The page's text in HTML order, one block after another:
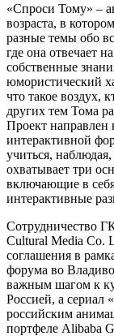
«Спроси Тому» –
возраста, в
разные темы обо
где она отвечает
собственные
юмористический
что такое воздух,
других тем Тома
Проект направлен
интерактивной
учиться,
охватывает три
включающие в себя
интерактивные
Сотрудничество
Cultural Media Co.
соглашения в
форума во
важным шагом к
Россией, а
российским
портфеле Alibaba